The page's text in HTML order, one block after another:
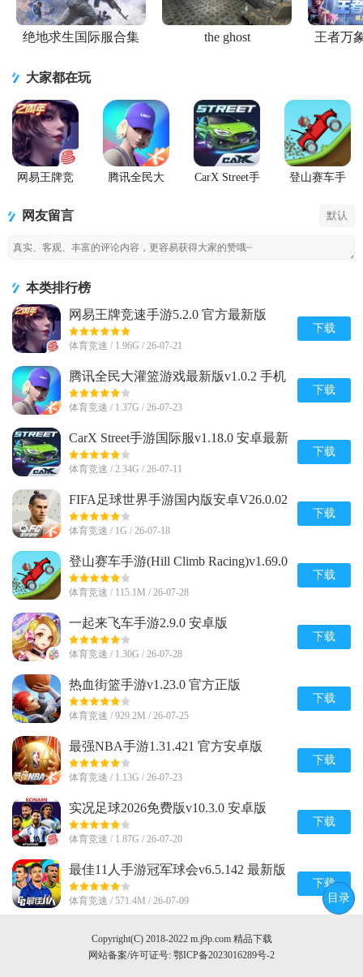
绝地求生国际服合集 the ghost 王者万
大家都在玩
网易王牌竞
腾讯全民大
CarX Street手
登山赛车手
网友留言 默认
本类排行榜
网易王牌竞速手游5.2.0 官方最新版
体育竞速 / 1.96G / 26-07-21
下载
腾讯全民大灌篮游戏最新版v1.0.2 手机
官方版
体育竞速 / 1.37G / 26-07-23
下载
CarX Street手游国际服v1.18.0 安卓最新
版
体育竞速 / 2.34G / 26-07-11
下载
FIFA足球世界手游国内版安卓V26.0.02
官方最新版
体育竞速 / 1G / 26-07-18
下载
登山赛车手游(Hill Climb Racing)v1.69.0
安卓正版
体育竞速 / 115.1M / 26-07-28
下载
一起来飞车手游2.9.0 安卓版
体育竞速 / 1.30G / 26-07-28
下载
热血街篮手游v1.23.0 官方正版
体育竞速 / 929.2M / 26-07-25
下载
最强NBA手游1.31.421 官方安卓版
体育竞速 / 1.13G / 26-07-23
下载
实况足球2026免费版v10.3.0 安卓版
体育竞速 / 1.87G / 26-07-20
下载
最佳11人手游冠军球会v6.5.142 最新版
体育竞速 / 571.4M / 26-07-09
下载
Copyright(C) 2018-2022 m.j9p.com 精品下载
网站备案/许可证号: 鄂ICP备2023016289号-2
目录